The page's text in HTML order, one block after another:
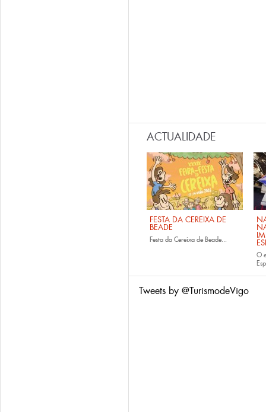
ACTUALIDADE
FESTA DA CEREIXA DE
BEADE
Festa da Cereixa de Beade...
O
Tweets by @TurismodeVigo